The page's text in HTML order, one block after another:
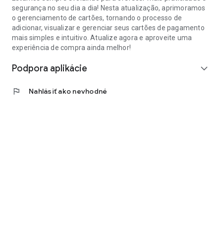
segurança no seu dia a dia! Nesta atualização, aprimoramos
o gerenciamento de cartões, tornando o processo de
adicionar, visualizar e gerenciar seus cartões de pagamento
mais simples e intuitivo. Atualize agora e aproveite uma
experiência de compra ainda melhor!
Podpora aplikácie expand_more
flag Nahlásiť ako nevhodné